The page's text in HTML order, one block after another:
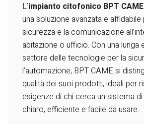
L’impianto citofonico BPT CAME
una soluzione avanzata e
sicurezza e la comunicazione
abitazione o ufficio. Con una lunga
settore delle tecnologie per la
l’automazione, BPT CAME si
qualità dei suoi prodotti, ideali per
esigenze di chi cerca un sistema
chiaro, efficiente e facile da usare.